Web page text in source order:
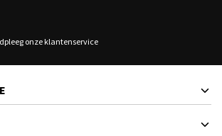
onze klantenservice